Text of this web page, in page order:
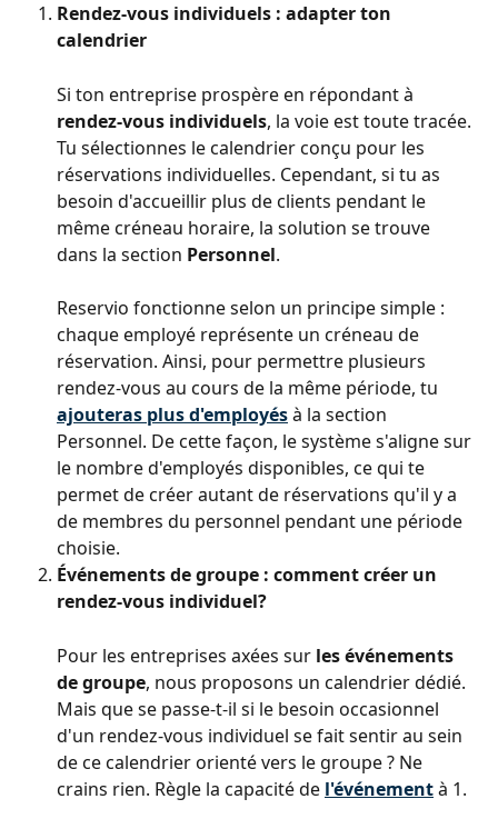
Rendez-vous individuels : adapter ton
calendrier
Si ton entreprise prospère en répondant à
rendez-vous individuels, la voie est toute tracée.
Tu sélectionnes le calendrier conçu pour les
réservations individuelles. Cependant, si tu as
besoin d'accueillir plus de clients pendant le
même créneau horaire, la solution se trouve
dans la section Personnel.
Reservio fonctionne selon un principe simple :
chaque employé représente un créneau de
réservation. Ainsi, pour permettre plusieurs
rendez-vous au cours de la même période, tu
ajouteras plus d'employésà la section
Personnel. De cette façon, le système s'aligne sur
le nombre d'employés disponibles, ce qui te
permet de créer autant de réservations qu'il y a
de membres du personnel pendant une période
choisie.
Événements de groupe : comment créer un
rendez-vous individuel?
Pour les entreprises axées sur les événements
de groupe, nous proposons un calendrier dédié.
Mais que se passe-t-il si le besoin occasionnel
d'un rendez-vous individuel se fait sentir au sein
de ce calendrier orienté vers le groupe ? Ne
crains rien. Règle la capacité de l'événement à 1.